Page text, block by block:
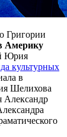
Григории
Америку
Юрия
культурных
в
Шелихова
Александр